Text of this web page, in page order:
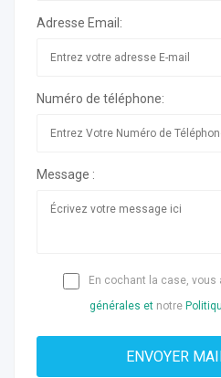
Adresse Email:
Numéro de téléphone:
Message :
En cochant la case, vous
générales et notre